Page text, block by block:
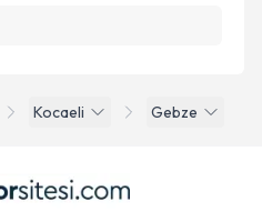
Kocaeli Gebze